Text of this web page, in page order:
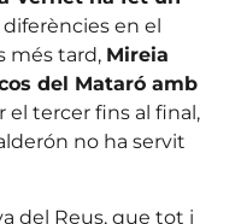
en el
més tard, Mireia
del Mataró amb
el tercer fins al final,
no ha servit
del Reus, que tot i